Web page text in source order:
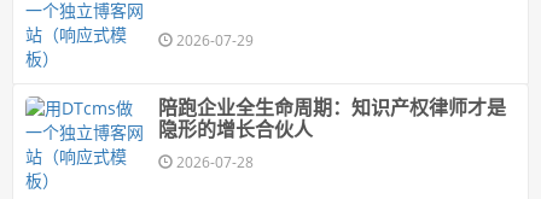
2026-07-29
陪跑企业全生命周期：知识产权律师才是
隐形的增长合伙人
2026-07-28